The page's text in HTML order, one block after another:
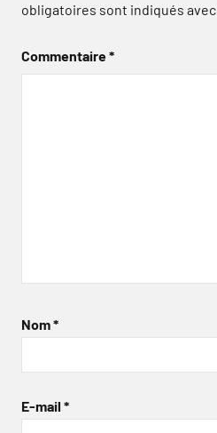
obligatoires sont indiqués avec
Commentaire*
Nom*
E-mail *